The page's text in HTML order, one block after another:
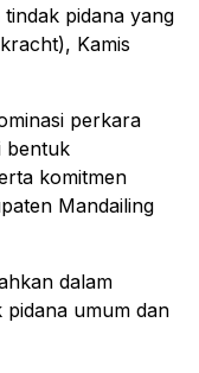
pidana yang
Kamis
perkara
bentuk
komitmen
Mandailing
dalam
pidana umum dan